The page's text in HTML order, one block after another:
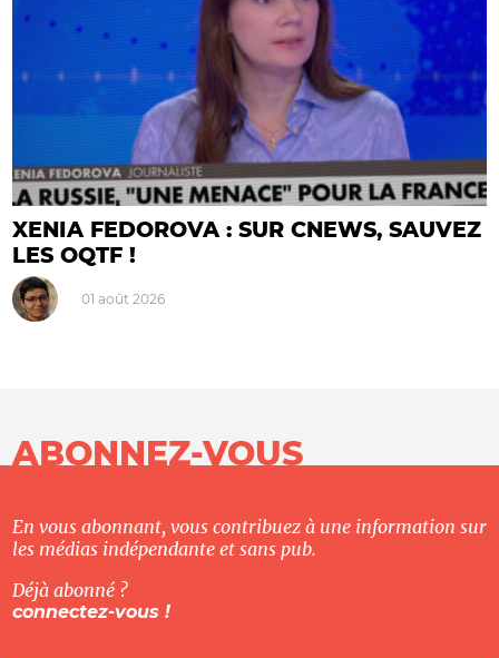
XENIA FEDOROVA : SUR CNEWS, SAUVEZ
LES OQTF !
01 août 2026
ABONNEZ-VOUS
En vous abonnant, vous contribuez à une information sur
les médias indépendante et sans pub.
Déjà abonné ?
connectez-vous !